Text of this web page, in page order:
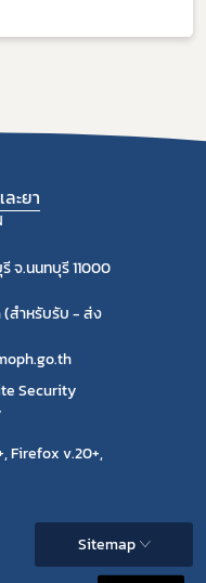
ะยา
จ.นนทบุรี 11000
(สำหรับรับ - ส่ง
Security
Firefox v.20+,
Sitemap